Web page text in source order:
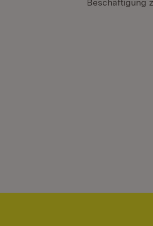
Beschäftigung